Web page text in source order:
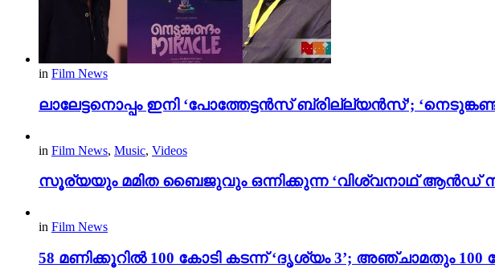
in Film News
ലാലേട്ടനൊപ്പം ഇനി ‘പോത്തേട്ടൻസ് ബ്രില്ല്യൻസ്’;
in Film News, Music, Videos
സൂര്യയും മമിത ബൈജുവും ഒന്നിക്കുന്ന ‘വിശ്വനാഥ് ആൻഡ്
in Film News
58 മണിക്കൂറിൽ 100 കോടി കടന്ന് ‘ദൃശ്യം 3’; അഞ്ചാമതും